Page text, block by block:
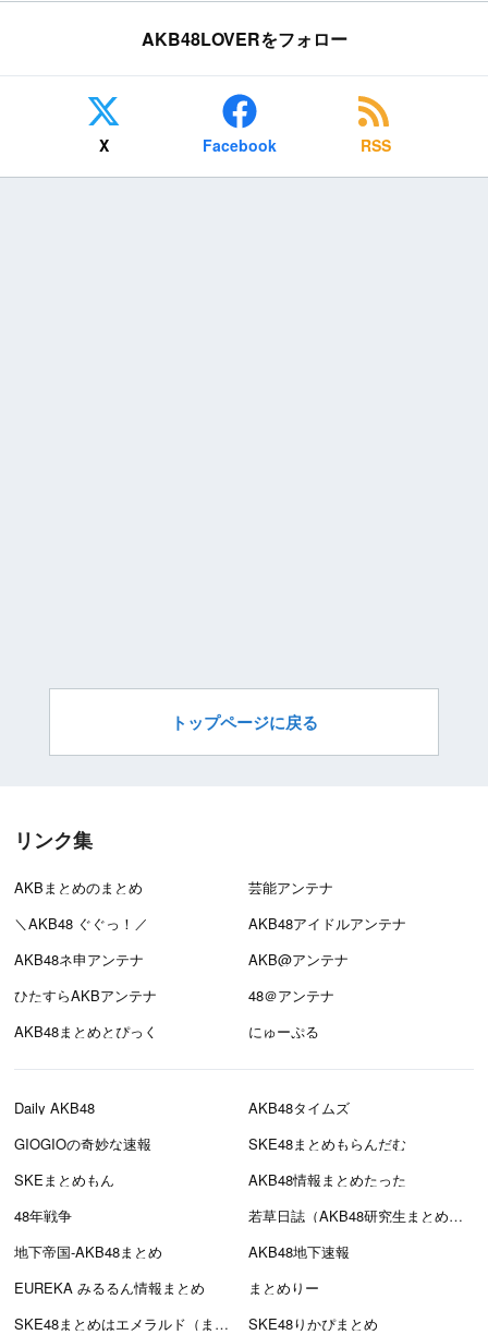
AKB48LOVERをフォロー
X Facebook RSS
トップページに戻る
リンク集
AKBまとめのまとめ
芸能アンテナ
＼AKB48 ぐぐっ！／
AKB48アイドルアンテナ
AKB48ネ申アンテナ
AKB@アンテナ
ひたすらAKBアンテナ
48＠アンテナ
AKB48まとめとぴっく
にゅーぷる
Daily AKB48
AKB48タイムズ
GIOGIOの奇妙な速報
SKE48まとめもらんだむ
SKEまとめもん
AKB48情報まとめたった
48年戦争
若草日誌（AKB48研究生まとめブログ）
地下帝国-AKB48まとめ
AKB48地下速報
EUREKA みるるん情報まとめ
まとめりー
SKE48まとめはエメラルド（まとえめ）
SKE48りかぴまとめ